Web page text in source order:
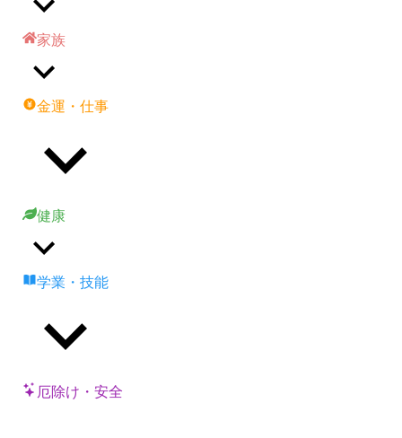
家族
金運・仕事
健康
学業・技能
厄除け・安全